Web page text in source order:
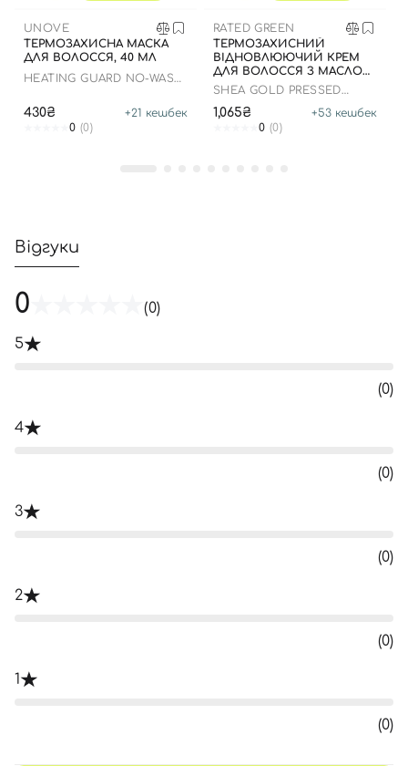
UNOVE
ТЕРМОЗАХИСНА МАСКА
ДЛЯ ВОЛОССЯ, 40 МЛ
HEATING GUARD NO-WASH
430₴ +21 кешбек
0 (0)
RATED GREEN
ТЕРМОЗАХИСНИЙ
ВІДНОВЛЮЮЧИЙ КРЕМ
ДЛЯ ВОЛОССЯ З МАСЛОМ
ШИ, 150 МЛ
SHEA GOLD PRESSED
TREATMENT
1,065₴ +53 кешбек
0 (0)
Відгуки
0 (0)
5
(0)
4
(0)
3
(0)
2
(0)
1
(0)